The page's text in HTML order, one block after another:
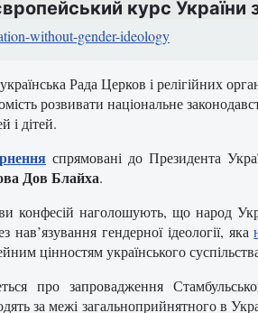
курс України
without-gender-ideology
Рада Церков і релігійних
розвивати національне
і дітей.
спрямовані до Президента
Дов Блайха.
конфесій наголошують, що народ
нав’язування гендерної ідеології, яка
цінностям українського
про запровадження
за межі загальноприйнятного в